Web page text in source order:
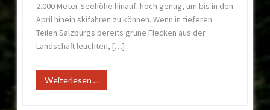
2.000 Meter Seehöhe hinauf: hoch genug, um bis in den
April hinein skifahren zu können. Wenn in tieferen
Teilen Salzburgs bereits grüne Flecken aus der
Landschaft leuchten, […]
Weiterlesen ...